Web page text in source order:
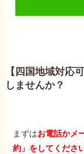
【四国地域対応
しませんか？
まずはお電話かメ
約」をしてください